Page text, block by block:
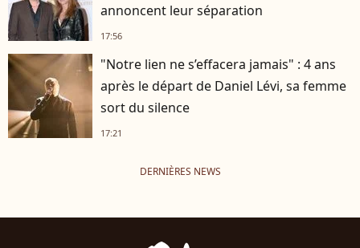
annoncent leur séparation
17:56
"Notre lien ne s’effacera jamais" : 4 ans
après le départ de Daniel Lévi, sa femme
sort du silence
17:21
DERNIÈRES NEWS